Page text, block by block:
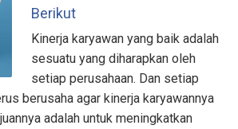
Berikut
Kinerja karyawan yang baik adalah
sesuatu yang diharapkan oleh
setiap perusahaan. Dan setiap
berusaha agar kinerja karyawannya
adalah untuk meningkatkan